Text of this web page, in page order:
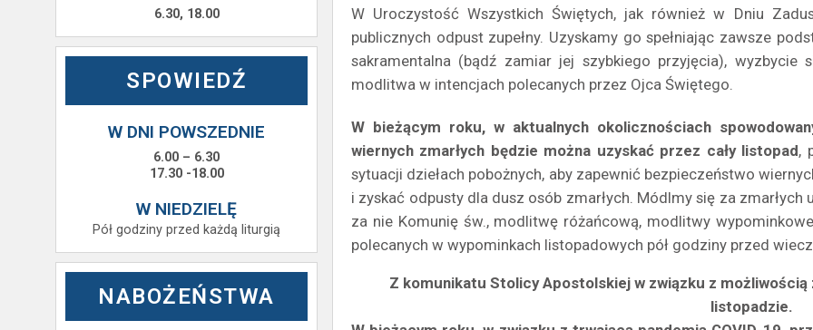
6.30, 18.00
SPOWIEDŹ
W DNI POWSZEDNIE
6.00 – 6.30
17.30 -18.00
W NIEDZIELĘ
Pół godziny przed każdą liturgią
NABOŻEŃSTWA
W Uroczystość Wszystkich Świętych, jak również w Dniu
publicznych odpust zupełny. Uzyskamy go spełniając zawsze
sakramentalna (bądź zamiar jej szybkiego przyjęcia), wyzbycie
modlitwa w intencjach polecanych przez Ojca Świętego.
W bieżącym roku, w aktualnych okolicznościach
wiernych zmarłych będzie można uzyskać przez cały listopad,
sytuacji dziełach pobożnych, aby zapewnić bezpieczeństwo
i zyskać odpusty dla dusz osób zmarłych. Módlmy się za
za nie Komunię św., modlitwę różańcową, modlitwy
polecanych w wypominkach listopadowych pół godziny przed
Z komunikatu Stolicy Apostolskiej w związku z możliwością
listopadzie.